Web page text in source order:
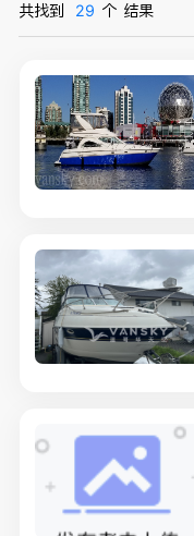
共找到 29 个 结果